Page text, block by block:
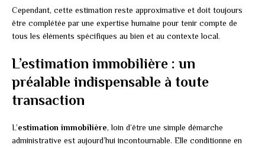
Cependant, cette estimation reste approximative et doit toujours
être complétée par une expertise humaine pour tenir compte de
tous les éléments spécifiques au bien et au contexte local.
L’estimation immobilière : un
préalable indispensable à toute
transaction
L’estimation immobilière, loin d’être une simple démarche
administrative est aujourd’hui incontournable. Elle conditionne en